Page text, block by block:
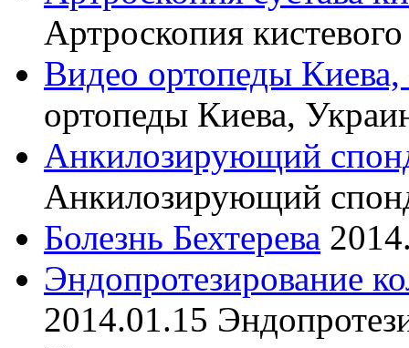
Артроскопия
Видео ортопеды
ортопеды Киева,
Анкилозирующий
Анкилозирующий
Болезнь Бехтерева
Эндопротезирование
2014.01.15